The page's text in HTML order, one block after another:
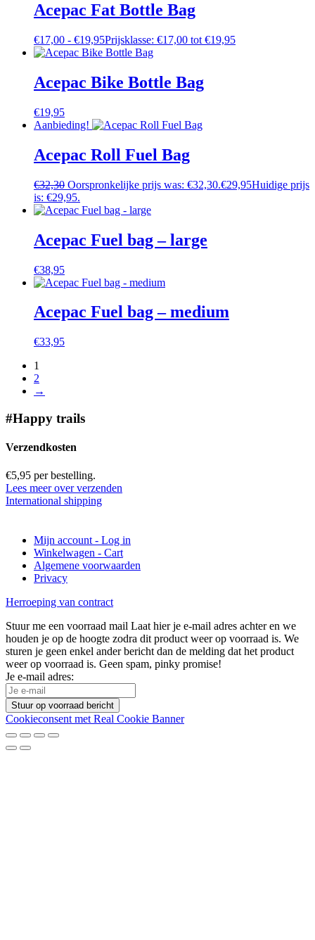
Acepac Fat Bottle Bag
€17,00 - €19,95Prijsklasse: €17,00 tot €19,95
Acepac Bike Bottle Bag
€19,95
Aanbieding!
Acepac Roll Fuel Bag
€32,30 Oorspronkelijke prijs was: €32,30.€29,95Huidige prijs
is: €29,95.
Acepac Fuel bag – large
€38,95
Acepac Fuel bag – medium
€33,95
1
2
→
#Happy trails
Verzendkosten
€5,95 per bestelling.
Lees meer over verzenden
International shipping
Mijn account - Log in
Winkelwagen - Cart
Algemene voorwaarden
Privacy
Herroeping van contract
Stuur me een voorraad mail Laat hier je e-mail adres achter en we
houden je op de hoogte zodra dit product weer op voorraad is. We
sturen je geen enkel ander bericht dan de melding dat het product
weer op voorraad is. Geen spam, pinky promise!
Je e-mail adres:
Stuur op voorraad bericht
Cookieconsent met Real Cookie Banner